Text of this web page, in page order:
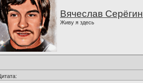
Вячеслав Серёгин
Живу я здесь
Цитата: